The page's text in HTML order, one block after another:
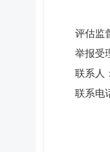
评估监
举报受
联系人
联系电